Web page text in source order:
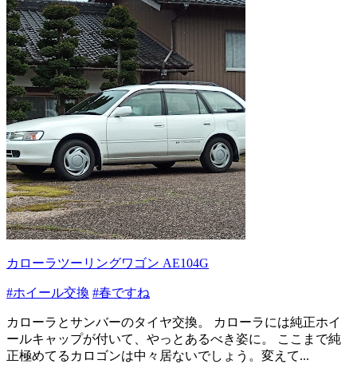
カローラツーリングワゴン AE104G
#ホイール交換 #春ですね
カローラとサンバーのタイヤ交換。 カローラには純正ホイ
ールキャップが付いて、やっとあるべき姿に。 ここまで純
正極めてるカロゴンは中々居ないでしょう。変えて...